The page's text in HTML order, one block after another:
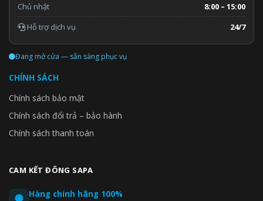
Chủ nhật
8:00 – 15:00
Hỗ trợ dịch vụ
24/7
Đang mở cửa — sẵn sàng phục vụ
CHÍNH SÁCH
Chính sách bảo mật
Chính sách đổi trả – bảo hành
Chính sách thanh toán
CAM KẾT ĐÔNG SAPA
Hàng chính hãng 100%